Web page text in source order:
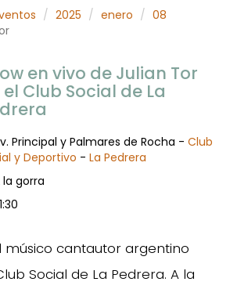
2025 enero
08
en vivo de Julian Tor
el Club Social de La
Principal y Palmares de Rocha - Club
y Deportivo - La Pedrera
la gorra
músico cantautor argentino
Social de La Pedrera. A la